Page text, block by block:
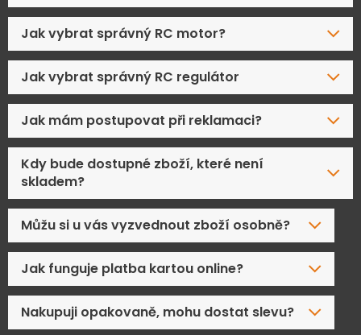
Jak vybrat správný RC motor?
Jak vybrat správný RC regulátor
Jak mám postupovat při reklamaci?
Kdy bude dostupné zboží, které není
skladem?
Můžu si u vás vyzvednout zboží osobně?
Jak funguje platba kartou online?
Nakupuji opakovaně, mohu dostat slevu?